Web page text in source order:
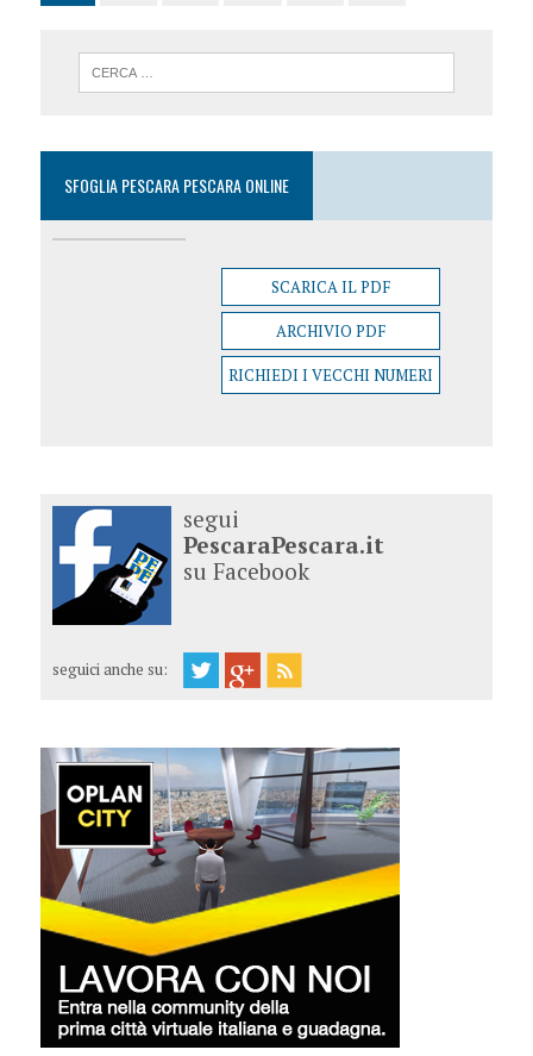
SFOGLIA PESCARA PESCARA ONLINE
SCARICA IL PDF
ARCHIVIO PDF
RICHIEDI I VECCHI NUMERI
segui
PescaraPescara.it
su Facebook
seguici anche su: